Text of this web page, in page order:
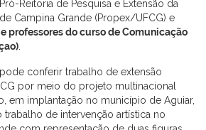
Reitoria de Pesquisa e Extensão da
Campina Grande (Propex/UFCG) e
professores do curso de Comunicação
conferir trabalho de extensão
por meio do projeto multinacional
em implantação no município de Aguiar,
trabalho de intervenção artística no